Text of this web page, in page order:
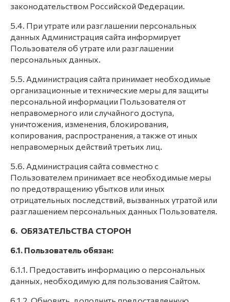
законодательством Российской Федерации.
5.4. При утрате или разглашении персональных
данных Администрация сайта информирует
Пользователя об утрате или разглашении
персональных данных.
5.5. Администрация сайта принимает необходимые
организационные и технические меры для защиты
персональной информации Пользователя от
неправомерного или случайного доступа,
уничтожения, изменения, блокирования,
копирования, распространения, а также от иных
неправомерных действий третьих лиц.
5.6. Администрация сайта совместно с
Пользователем принимает все необходимые меры
по предотвращению убытков или иных
отрицательных последствий, вызванных утратой или
разглашением персональных данных Пользователя.
6. ОБЯЗАТЕЛЬСТВА СТОРОН
6.1. Пользователь обязан:
6.1.1. Предоставить информацию о персональных
данных, необходимую для пользования Сайтом.